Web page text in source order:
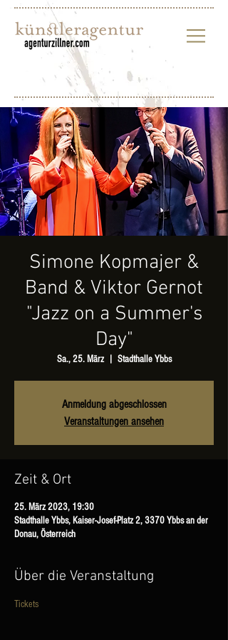
Simone Kopmajer &
Band & Viktor Gernot
"Jazz on a Summer's
Day"
Sa., 25. März
  |
Stadthalle Ybbs
Anmeldung abgeschlossen
Veranstaltungen ansehen
Zeit & Ort
25. März 2023, 19:30
Stadthalle Ybbs, Kaiser-Josef-Platz 2, 3370 Ybbs an der
Donau, Österreich
Über die Veranstaltung
Tickets